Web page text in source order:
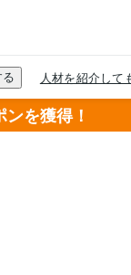
を獲得！